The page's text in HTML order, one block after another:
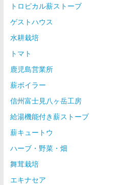
トロピカル薪ストーブ
ゲストハウス
水耕栽培
トマト
鹿児島営業所
薪ボイラー
信州富士見八ヶ岳工房
給湯機能付き薪ストーブ
薪キュートウ
ハーブ・野菜・畑
舞茸栽培
エキナセア